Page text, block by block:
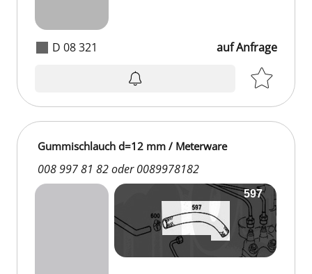
D 08 321 auf Anfrage
Gummischlauch d=12 mm / Meterware
008 997 81 82 oder 0089978182